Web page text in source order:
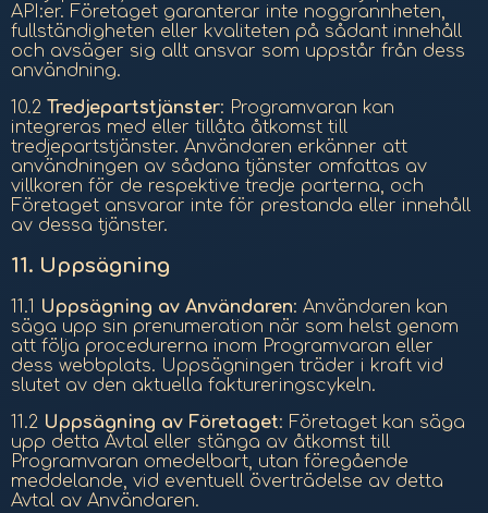
API:er. Företaget garanterar inte noggrannheten,
fullständigheten eller kvaliteten på sådant innehåll
och avsäger sig allt ansvar som uppstår från dess
användning.
10.2 Tredjepartstjänster: Programvaran kan
integreras med eller tillåta åtkomst till
tredjepartstjänster. Användaren erkänner att
användningen av sådana tjänster omfattas av
villkoren för de respektive tredje parterna, och
Företaget ansvarar inte för prestanda eller innehåll
av dessa tjänster.
11. Uppsägning
11.1 Uppsägning av Användaren: Användaren kan
säga upp sin prenumeration när som helst genom
att följa procedurerna inom Programvaran eller
dess webbplats. Uppsägningen träder i kraft vid
slutet av den aktuella faktureringscykeln.
11.2 Uppsägning av Företaget: Företaget kan säga
upp detta Avtal eller stänga av åtkomst till
Programvaran omedelbart, utan föregående
meddelande, vid eventuell överträdelse av detta
Avtal av Användaren.